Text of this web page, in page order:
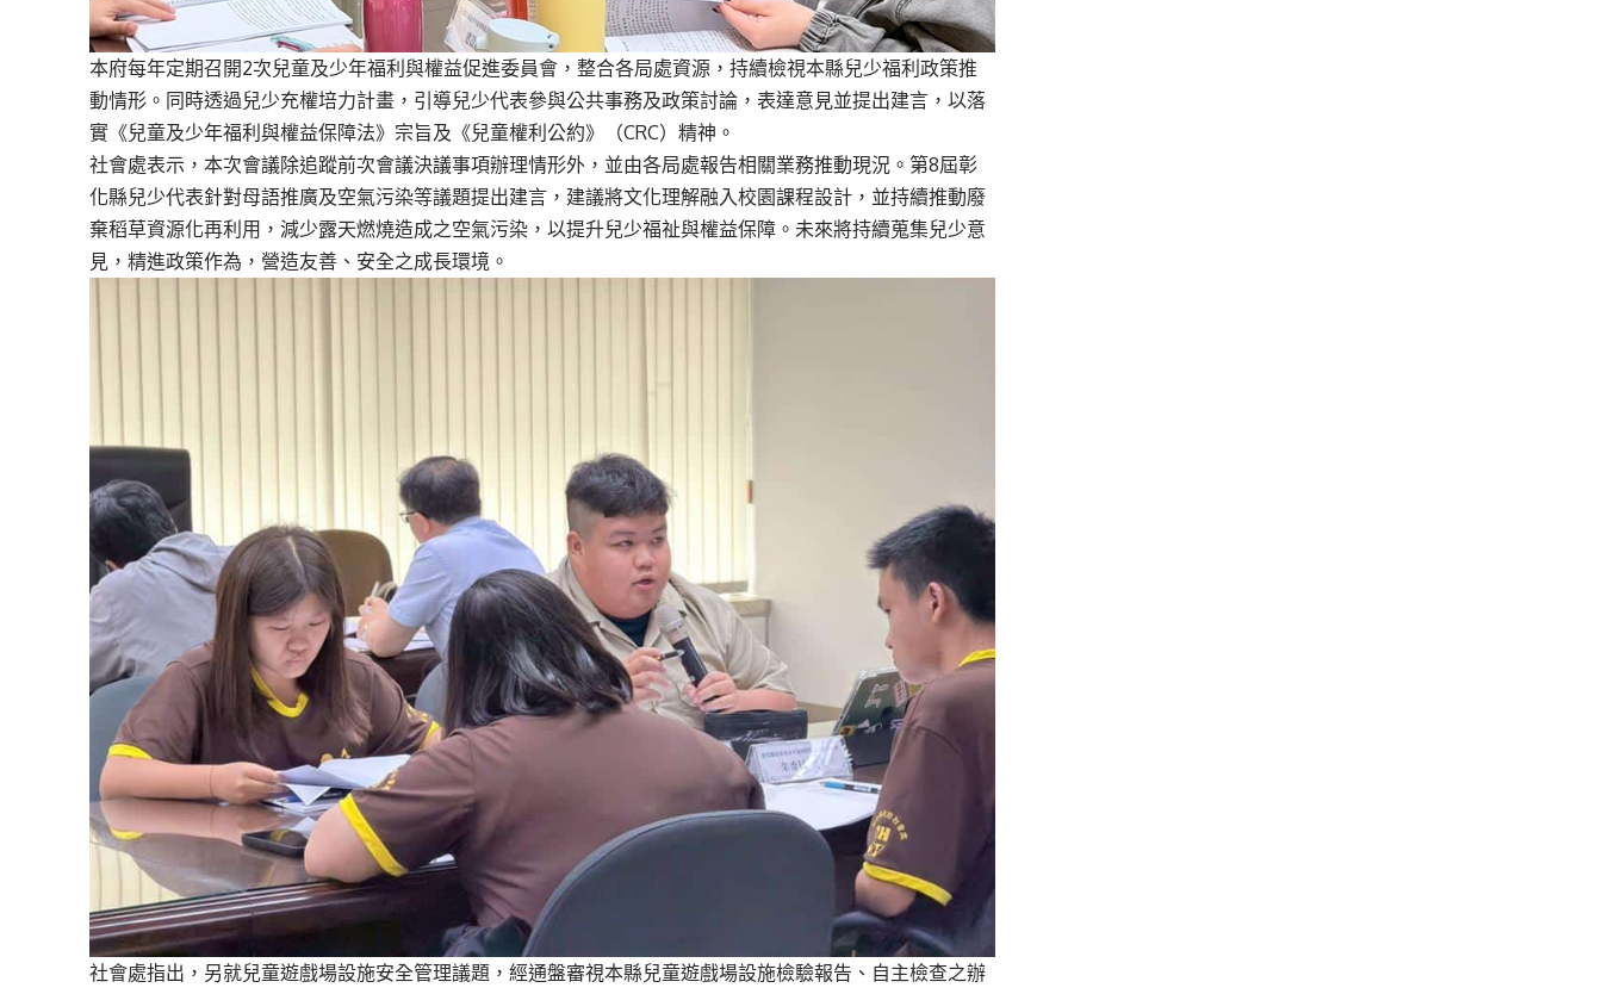
本府每年定期召開2次兒童及少年福利與權益促進委員會，整合各局處資源，持續檢視本縣兒少福利政策推
動情形。同時透過兒少充權培力計畫，引導兒少代表參與公共事務及政策討論，表達意見並提出建言，以落
實《兒童及少年福利與權益保障法》宗旨及《兒童權利公約》（CRC）精神。
社會處表示，本次會議除追蹤前次會議決議事項辦理情形外，並由各局處報告相關業務推動現況。第8屆彰
化縣兒少代表針對母語推廣及空氣污染等議題提出建言，建議將文化理解融入校園課程設計，並持續推動廢
棄稻草資源化再利用，減少露天燃燒造成之空氣污染，以提升兒少福祉與權益保障。未來將持續蒐集兒少意
見，精進政策作為，營造友善、安全之成長環境。
社會處指出，另就兒童遊戲場設施安全管理議題，經通盤審視本縣兒童遊戲場設施檢驗報告、自主檢查之辦